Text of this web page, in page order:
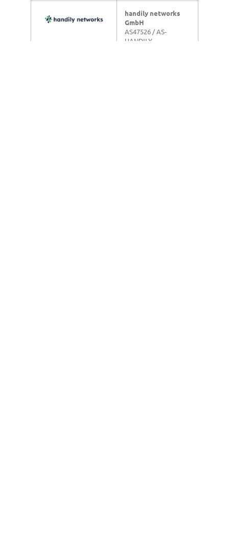
handily networks
GmbH
AS47526 / AS-
HANDILY